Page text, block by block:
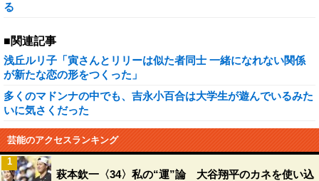
る
■関連記事
浅丘ルリ子「寅さんとリリーは似た者同士 一緒になれない関係
が新たな恋の形をつくった」
多くのマドンナの中でも、吉永小百合は大学生が遊んでいるみた
いに気さくだった
芸能のアクセスランキング
萩本欽一〈34〉私の“運”論 大谷翔平のカネを使い込
1